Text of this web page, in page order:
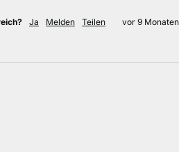
Ja Melden Teilen vor 9 Monaten